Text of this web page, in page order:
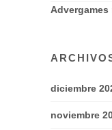
diciembre
noviembre